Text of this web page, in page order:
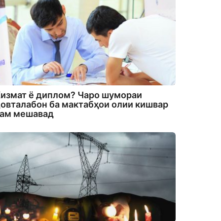
ё диплом? Чаро шумораи
ба мактабҳои олии кишвар
мешавад